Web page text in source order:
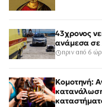
43χρονος
ανάμεσα σε
πριν από 6
Κομοτηνή: